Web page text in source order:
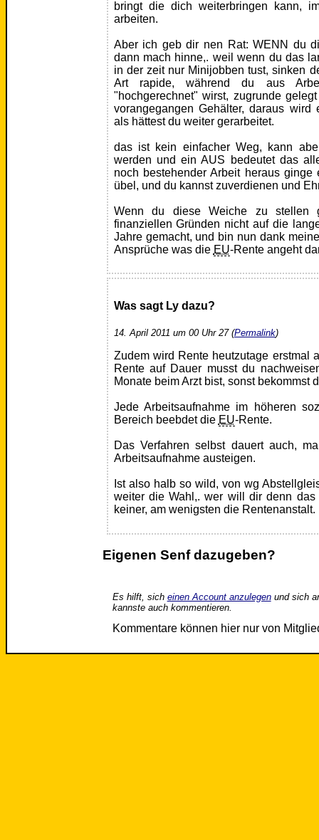
bringt die dich weiterbringen kann,
arbeiten.
Aber ich geb dir nen Rat: WENN du
dann mach hinne,. weil wenn du das
in der zeit nur Minijobben tust, sinken
Art rapide, während du aus
"hochgerechnet" wirst, zugrunde
vorangegangen Gehälter, daraus wird
als hättest du weiter gerarbeitet.
das ist kein einfacher Weg, kann
werden und ein AUS bedeutet das
noch bestehender Arbeit heraus
übel, und du kannst zuverdienen und
Wenn du diese Weiche zu stellen
finanziellen Gründen nicht auf die
Jahre gemacht, und bin nun dank
Ansprüche was die EU-Rente angeht
Was sagt Ly dazu?
14. April 2011 um 00 Uhr 27 (Permalink)
Zudem wird Rente heutzutage erstmal
Rente auf Dauer musst du
Monate beim Arzt bist, sonst bekommst
Jede Arbeitsaufnahme im höheren
Bereich beebdet die EU-Rente.
Das Verfahren selbst dauert auch,
Arbeitsaufnahme austeigen.
Ist also halb so wild, von wg
weiter die Wahl,. wer will dir denn das
keiner, am wenigsten die Rentenanstalt.
Eigenen Senf dazugeben?
Es hilft, sich einen Account anzulegenund sich
kannste auch kommentieren.
Kommentare können hier nur von